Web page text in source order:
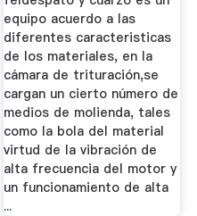
equipo acuerdo a las
diferentes caracteristicas
de los materiales, en la
cámara de trituración,se
cargan un cierto número de
medios de molienda, tales
como la bola del material
virtud de la vibración de
alta frecuencia del motor y
un funcionamiento de alta
...